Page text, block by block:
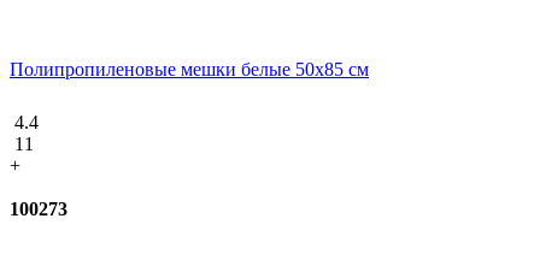
Полипропиленовые мешки белые 50х85 см
4.4
11
+
100273